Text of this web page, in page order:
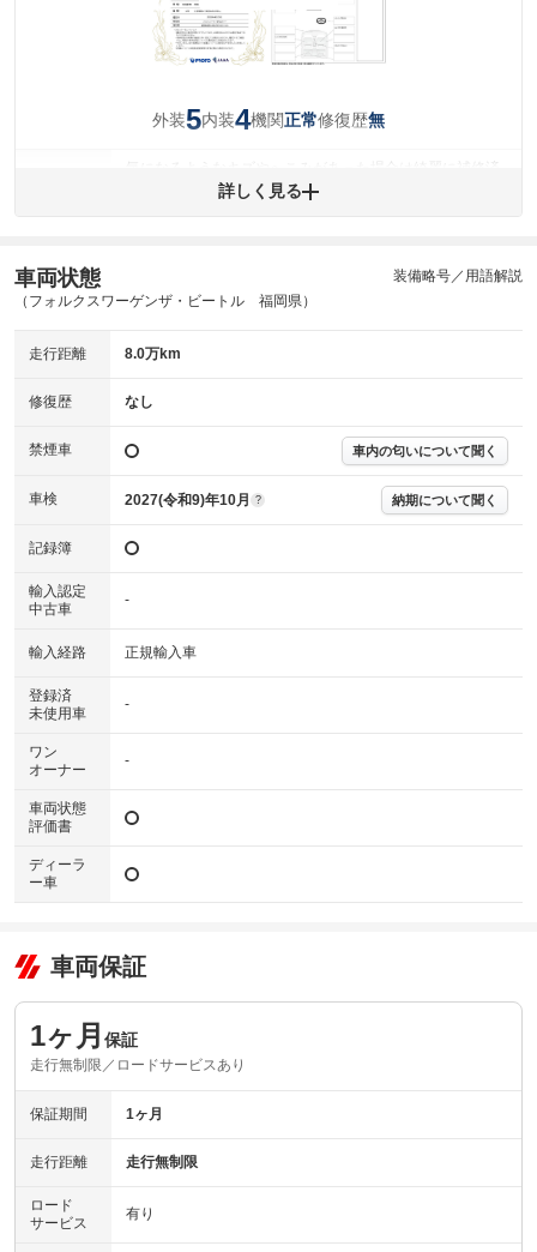
外装5内装4機関正常修復歴無
みですが、 小さなキズやヘコミが残っている場合もありま
内装
(内装状態)
下さい。
および表示項目が異なる場合がございます。
※グー鑑定の評価はあくまでも記載している鑑定日の鑑定結果となりま
詳しく見る
車両状態
（フォルクスワーゲンザ・ビートル 福岡県）
装備略号／用語解説
走行距離 8.0万km
修復歴 なし
禁煙車 車内の匂いについて聞く
車検 2027(令和9)年10月 ? 納期について聞く
記録簿
輸入認定
中古車
-
輸入経路 正規輸入車
登録済
未使用車
-
ワン
オーナー
-
車両状態
評価書
ディーラ
ー車
車両保証
1ヶ月 保証
走行無制限／ロードサービスあり
保証期間 1ヶ月
走行距離 走行無制限
ロード
サービス
有り